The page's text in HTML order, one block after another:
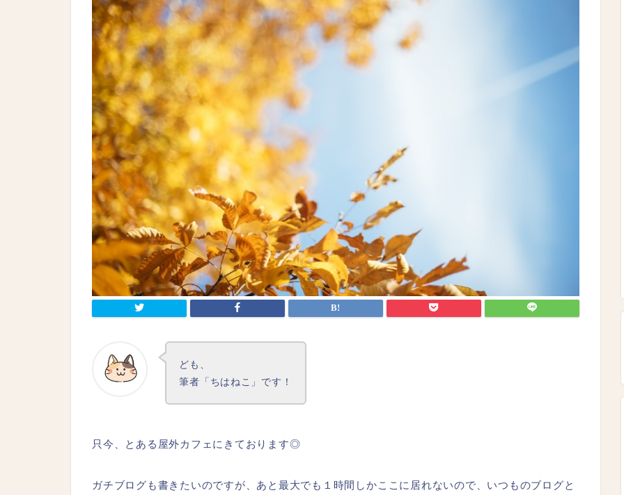
ども、
筆者「ちはねこ」です！
只今、とある屋外カフェにきております◎
ガチブログも書きたいのですが、あと最大でも１時間しかここに居れないので、いつものブログと